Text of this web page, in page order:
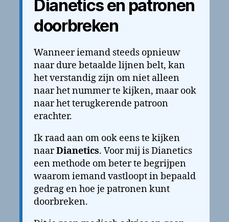
Dianetics en patronen
doorbreken
Wanneer iemand steeds opnieuw
naar dure betaalde lijnen belt, kan
het verstandig zijn om niet alleen
naar het nummer te kijken, maar ook
naar het terugkerende patroon
erachter.
Ik raad aan om ook eens te kijken
naarDianetics. Voor mij is Dianetics
een methode om beter te begrijpen
waarom iemand vastloopt in bepaald
gedrag en hoe je patronen kunt
doorbreken.